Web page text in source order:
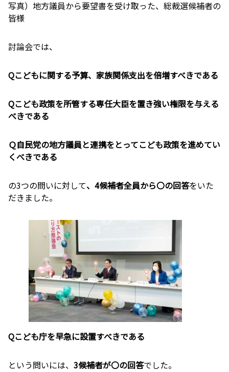
写真）地方議員から要望書を受け取った、総裁選候補者の
皆様
討論会では、
Qこどもに関する予算、家族関係支出を倍増すべきである
Qこども政策を所管する専任大臣を置き強い権限を与える
べきである
Ｑ自民党の地方議員と連携をとってこども政策を進めてい
くべきである
の3つの問いに対して、 4候補者全員から〇の回答をいた
だきました。
Qこども庁を早急に設置すべきである
という問いには、 3候補者が〇の回答でした。